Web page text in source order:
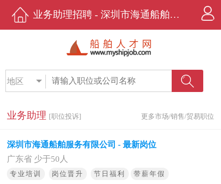
业务助理招聘 - 深圳市海通船舶服务有限公司 - 船舶人才网
地区
业务助理 [职位投诉] 更多市场/销售/贸易职位
深圳市海通船舶服务有限公司 - 最新岗位
广东省 少于50人
专业培训 岗位晋升 节日福利 带薪年假